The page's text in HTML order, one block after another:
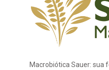
Macrobiótica Sauer: sua